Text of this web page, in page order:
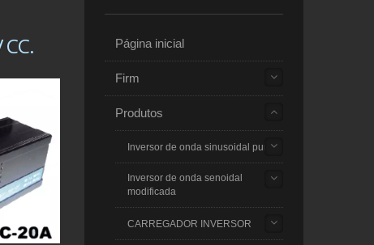
Página inicial
Firm
Produtos
Inversor de onda sinusoidal pura
Inversor de onda senoidal
modificada
CARREGADOR INVERSOR